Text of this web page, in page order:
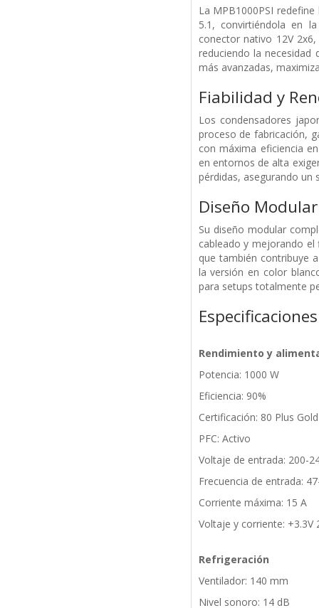
La MPB1000PSI
5.1, convirtiéndola en
conector nativo 12V
reduciendo la necesidad
más avanzadas,
Fiabilidad y
Los condensadores
proceso de fabricación,
con máxima eficiencia
en entornos de alta
pérdidas, asegurando
Diseño
Su diseño modular
cableado y mejorando
que también contribuye
la versión en color
para setups totalmente
Especificaciones
Rendimiento y
Potencia: 1000 W
Eficiencia: 90%
Certificación: 80 Plus Gold
PFC: Activo
Voltaje de entrada: 200-
Frecuencia de entrada:
Corriente máxima: 15 A
Voltaje y corriente: +3.3V
Refrigeración
Ventilador: 140 mm
Nivel sonoro: 14 dB